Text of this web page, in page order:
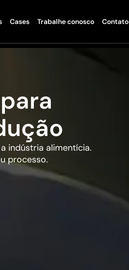
Cases Trabalhe conosco Contato
indústria alimentícia.
processo.